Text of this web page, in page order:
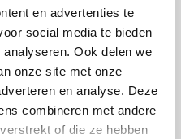
en advertenties te
social media te bieden
Ook delen we
onze site met onze
en analyse. Deze
combineren met andere
of die ze hebben
aanhanger
aanhanger voor uw